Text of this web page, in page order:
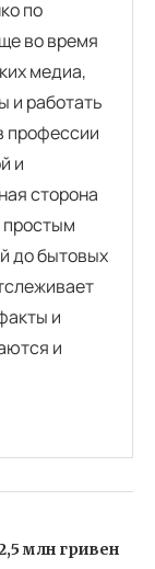
по
во время
медиа,
и работать
профессии
и
сторона
до бытовых
и
и
млн гривен